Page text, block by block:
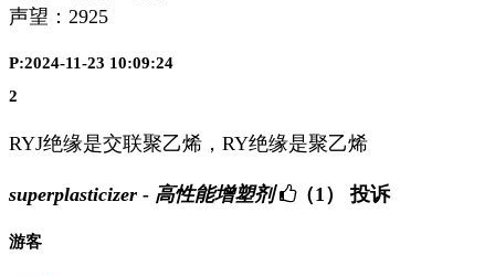
声望： 2925
P:2024-11-23 10:09:24
2
RYJ绝缘是交联聚乙烯，RY绝缘是聚乙烯
superplasticizer - 高性能增塑剂 （1） 投诉
游客